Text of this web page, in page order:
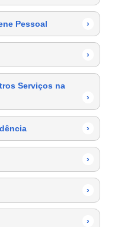
Pessoal ›
›
Serviços na
›
›
›
›
›